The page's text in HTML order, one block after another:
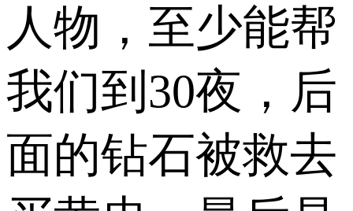
人物，至少能帮
我们到30夜，后
面的钻石被救去